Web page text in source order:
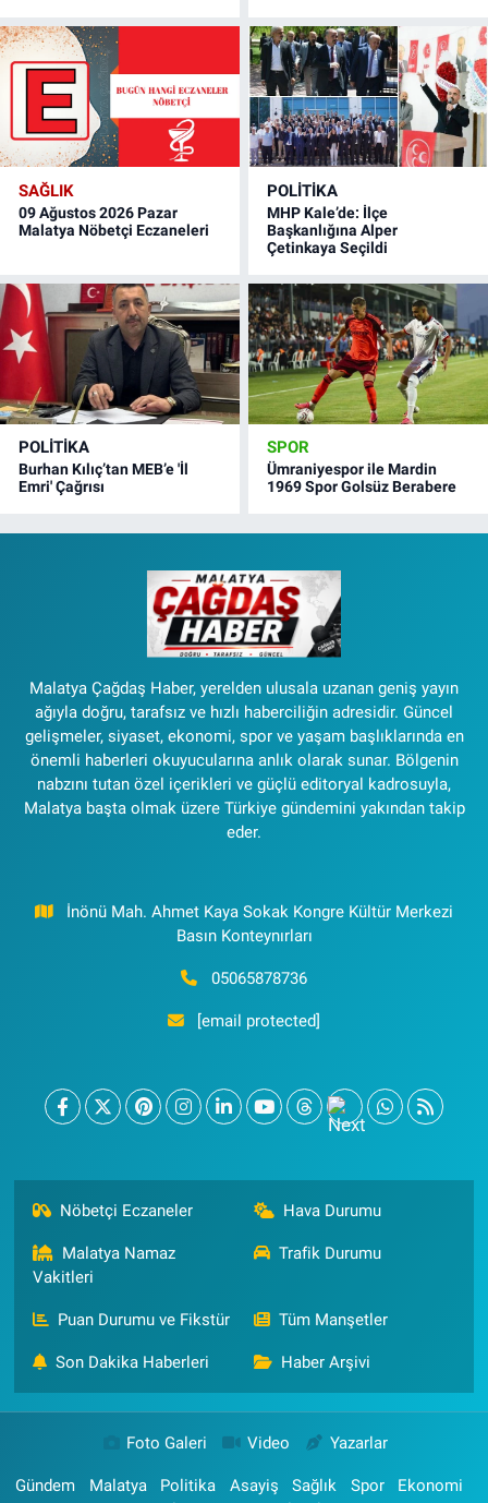
SAĞLIK
09 Ağustos 2026 Pazar
Malatya Nöbetçi Eczaneleri
POLITIKA
MHP Kale’de: İlçe
Başkanlığına Alper
Çetinkaya Seçildi
POLITIKA
Burhan Kılıç’tan MEB’e 'İl
Emri' Çağrısı
SPOR
Ümraniyespor ile Mardin
1969 Spor Golsüz Berabere
Malatya Çağdaş Haber, yerelden ulusala uzanan geniş yayın
ağıyla doğru, tarafsız ve hızlı haberciliğin adresidir. Güncel
gelişmeler, siyaset, ekonomi, spor ve yaşam başlıklarında en
önemli haberleri okuyucularına anlık olarak sunar. Bölgenin
nabzını tutan özel içerikleri ve güçlü editoryal kadrosuyla,
Malatya başta olmak üzere Türkiye gündemini yakından takip
eder.
İnönü Mah. Ahmet Kaya Sokak Kongre Kültür Merkezi
Basın Konteynırları
05065878736
[email protected]
Nöbetçi Eczaneler Hava Durumu
Malatya Namaz
Vakitleri
Trafik Durumu
Puan Durumu ve Fikstür Tüm Manşetler
Son Dakika Haberleri Haber Arşivi
Foto Galeri Video Yazarlar
Gündem Malatya Politika Asayiş Sağlık Spor
Ekonomi